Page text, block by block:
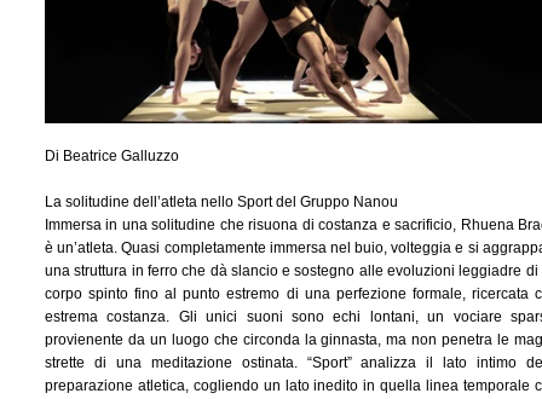
Di Beatrice Galluzzo
La solitudine dell’atleta nello Sport del Gruppo Nanou
Immersa in una solitudine che risuona di costanza e sacrificio, Rhuena
è un’atleta. Quasi completamente immersa nel buio, volteggia e si
una struttura in ferro che dà slancio e sostegno alle evoluzioni leggiadre di
corpo spinto fino al punto estremo di una perfezione formale, ricercata
estrema costanza. Gli unici suoni sono echi lontani, un vociare
provienente da un luogo che circonda la ginnasta, ma non penetra le
strette di una meditazione ostinata. “Sport” analizza il lato intimo
preparazione atletica, cogliendo un lato inedito in quella linea temporale